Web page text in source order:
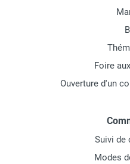
Foire
Ouverture d'un
Suivi de
Modes